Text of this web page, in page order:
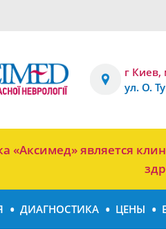
г
ул. О.
«Аксимед» является
ДИАГНОСТИКА ЦЕНЫ